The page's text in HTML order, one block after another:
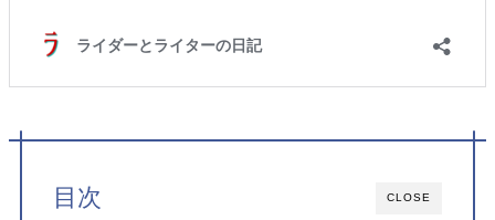
CLOSE
目次